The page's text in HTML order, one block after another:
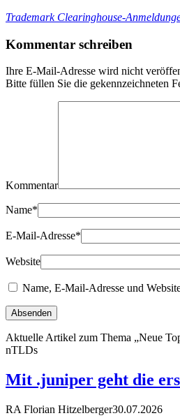
Trademark Clearinghouse-
Kommentar schreiben
Ihre E-Mail-Adresse wird nicht
Bitte füllen Sie die gekennzeichneten
Kommentar
Name*
E-Mail-Adresse*
Website
Name, E-Mail-Adresse und
Aktuelle Artikel zum Thema „Neue
nTLDs
Mit .juniper geht die
RA Florian Hitzelberger30.07.2026